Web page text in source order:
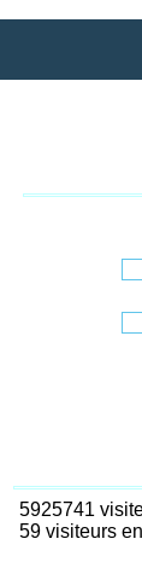
5925741
59 visiteurs